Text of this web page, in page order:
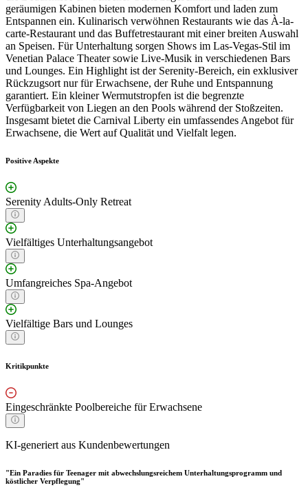
geräumigen Kabinen bieten modernen Komfort und laden zum
Entspannen ein. Kulinarisch verwöhnen Restaurants wie das À-la-
carte-Restaurant und das Buffetrestaurant mit einer breiten Auswahl
an Speisen. Für Unterhaltung sorgen Shows im Las-Vegas-Stil im
Venetian Palace Theater sowie Live-Musik in verschiedenen Bars
und Lounges. Ein Highlight ist der Serenity-Bereich, ein exklusiver
Rückzugsort nur für Erwachsene, der Ruhe und Entspannung
garantiert. Ein kleiner Wermutstropfen ist die begrenzte
Verfügbarkeit von Liegen an den Pools während der Stoßzeiten.
Insgesamt bietet die Carnival Liberty ein umfassendes Angebot für
Erwachsene, die Wert auf Qualität und Vielfalt legen.
Positive Aspekte
Serenity Adults-Only Retreat
Vielfältiges Unterhaltungsangebot
Umfangreiches Spa-Angebot
Vielfältige Bars und Lounges
Kritikpunkte
Eingeschränkte Poolbereiche für Erwachsene
KI-generiert aus Kundenbewertungen
"Ein Paradies für Teenager mit abwechslungsreichem Unterhaltungsprogramm und
köstlicher Verpflegung"